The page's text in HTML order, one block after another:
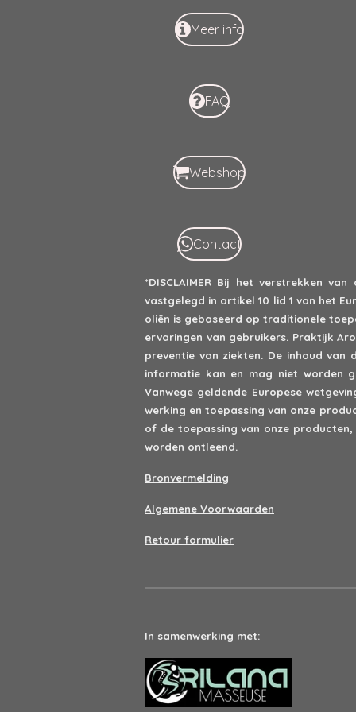
Meer info
FAQ
Webshop
Contact
*DISCLAIMER Bij het verstrekken van
vastgelegd in artikel 10 lid 1 van het
oliën is gebaseerd op traditionele
ervaringen van gebruikers. Praktijk
preventie van ziekten. De inhoud
informatie kan en mag niet worden
Vanwege geldende Europese
werking en toepassing van onze
of de toepassing van onze
worden ontleend.
Bronvermelding
Algemene Voorwaarden
Retour formulier
In samenwerking met: